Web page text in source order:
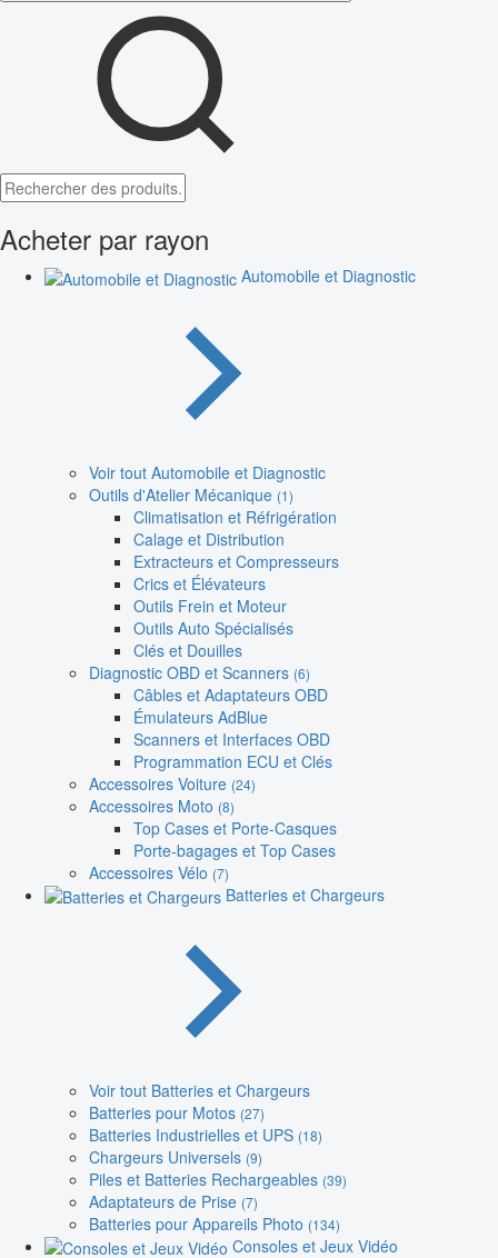
Acheter par rayon
Automobile et Diagnostic
Voir tout Automobile et Diagnostic
Outils d'Atelier Mécanique (1)
Climatisation et Réfrigération
Calage et Distribution
Extracteurs et Compresseurs
Crics et Élévateurs
Outils Frein et Moteur
Outils Auto Spécialisés
Clés et Douilles
Diagnostic OBD et Scanners (6)
Câbles et Adaptateurs OBD
Émulateurs AdBlue
Scanners et Interfaces OBD
Programmation ECU et Clés
Accessoires Voiture (24)
Accessoires Moto (8)
Top Cases et Porte-Casques
Porte-bagages et Top Cases
Accessoires Vélo (7)
Batteries et Chargeurs
Voir tout Batteries et Chargeurs
Batteries pour Motos (27)
Batteries Industrielles et UPS (18)
Chargeurs Universels (9)
Piles et Batteries Rechargeables (39)
Adaptateurs de Prise (7)
Batteries pour Appareils Photo (134)
Consoles et Jeux Vidéo